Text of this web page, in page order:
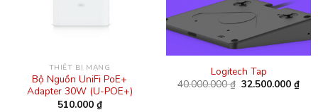
THIẾT BỊ MẠNG
Bộ Nguồn UniFi PoE+
Adapter 30W (U-POE+)
510.000 ₫
Logitech Tap
40.000.000₫ Giá
32.500.000₫Giá